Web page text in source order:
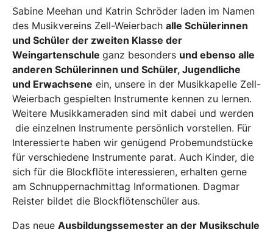
Sabine Meehan und Katrin Schröder laden im Namen
des Musikvereins Zell-Weierbach alle Schülerinnen
und Schüler der zweiten Klasse der
Weingartenschule ganz besonders und ebenso alle
anderen Schülerinnen und Schüler, Jugendliche
und Erwachsene ein, unsere in der Musikkapelle Zell-
Weierbach gespielten Instrumente kennen zu lernen.
Weitere Musikkameraden sind mit dabei und werden
die einzelnen Instrumente persönlich vorstellen. Für
Interessierte haben wir genügend Probemundstücke
für verschiedene Instrumente parat. Auch Kinder, die
sich für die Blockflöte interessieren, erhalten gerne
am Schnuppernachmittag Informationen. Dagmar
Reister bildet die Blockflötenschüler aus.
Das neue Ausbildungssemester an der Musikschule